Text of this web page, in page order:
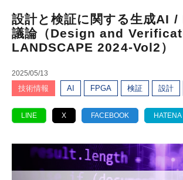
設計と検証に関する生成AI /
議論（Design and
LANDSCAPE 2024-Vol2）
2025/05/13
技術情報 AI FPGA 検証 設計
LINE X FACEBOOK HATENA